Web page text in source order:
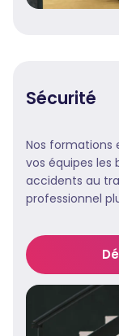
Sécurité
Nos formations
vos équipes les
accidents au
professionnel